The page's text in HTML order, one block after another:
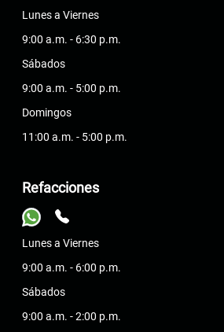
Lunes a Viernes
9:00 a.m. - 6:30 p.m.
Sábados
9:00 a.m. - 5:00 p.m.
Domingos
11:00 a.m. - 5:00 p.m.
Refacciones
Lunes a Viernes
9:00 a.m. - 6:00 p.m.
Sábados
9:00 a.m. - 2:00 p.m.